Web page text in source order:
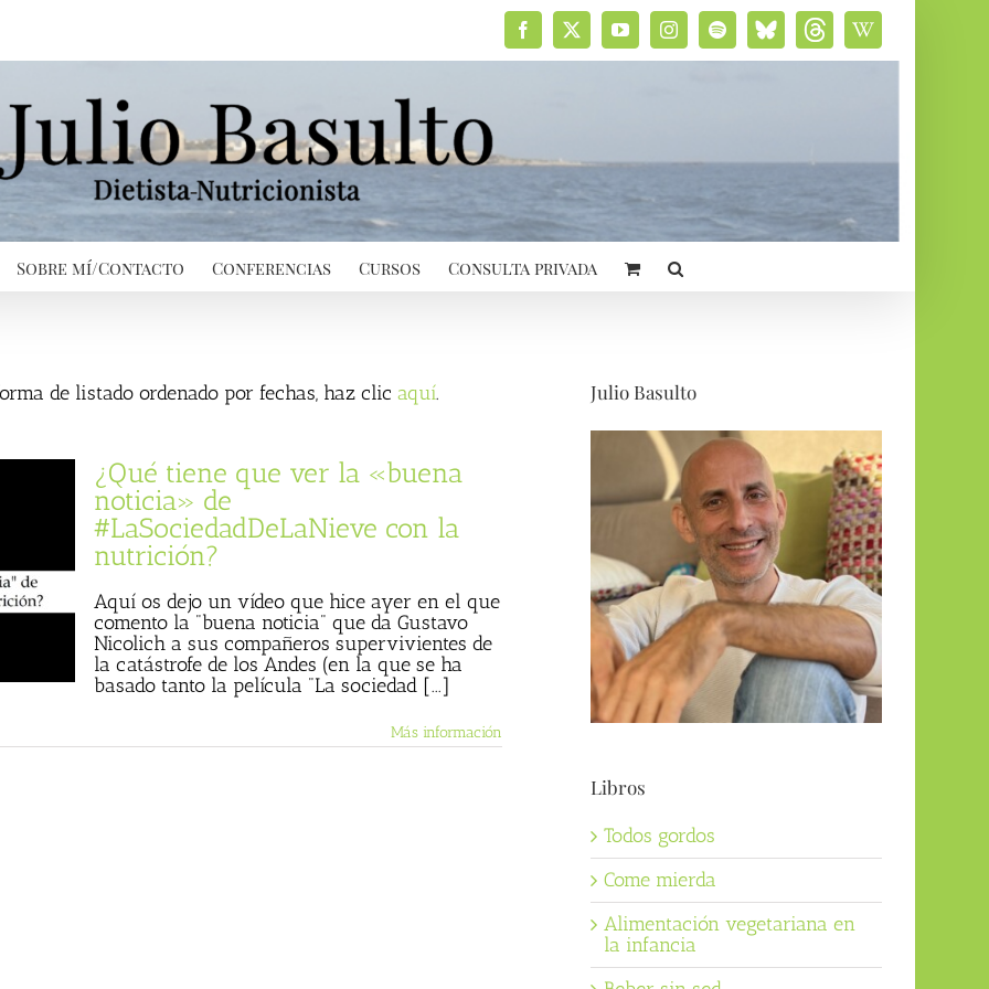
Facebook
X YouTubeInstagramSpotifyBluesky
social
ThreadsWikipedia
Sobre mí/Contacto Conferencias Cursos Consulta privada
de listado ordenado por fechas, haz clic aquí.
¿Qué tiene que ver la «buena
noticia» de
#LaSociedadDeLaNieve con la
nutrición?
Aquí os dejo un vídeo que hice ayer en el que
comento la "buena noticia" que da Gustavo
Nicolich a sus compañeros supervivientes de
la catástrofe de los Andes (en la que se ha
basado tanto la película "La sociedad [...]
Más información
Julio Basulto
Libros
Todos gordos
Come mierda
Alimentación vegetariana en
la infancia